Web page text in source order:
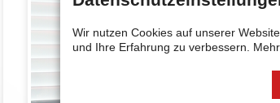
Wir nutzen Cookies auf unserer
und Ihre Erfahrung zu verbessern.